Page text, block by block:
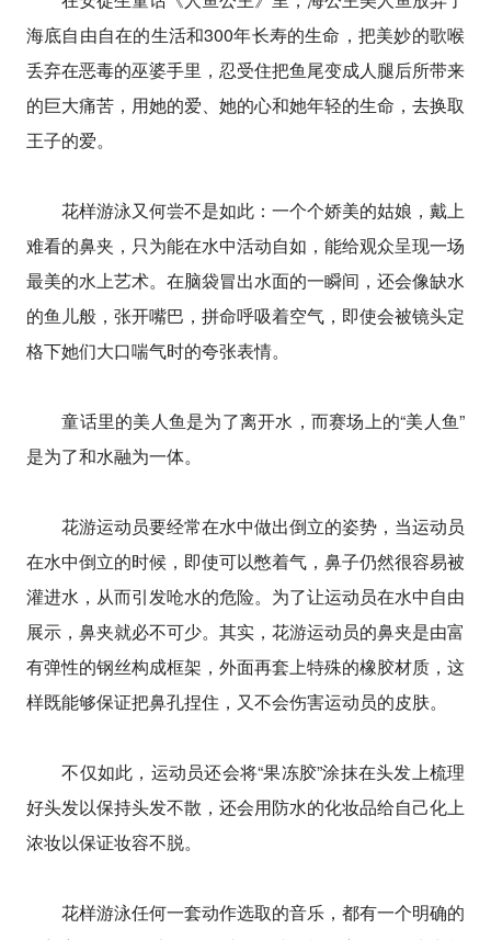
海底自由自在的生活和300年长寿的生命，把美妙的歌喉
丢弃在恶毒的巫婆手里，忍受住把鱼尾变成人腿后所带来
的巨大痛苦，用她的爱、她的心和她年轻的生命，去换取
王子的爱。
花样游泳又何尝不是如此：一个个娇美的姑娘，戴上
难看的鼻夹，只为能在水中活动自如，能给观众呈现一场
最美的水上艺术。在脑袋冒出水面的一瞬间，还会像缺水
的鱼儿般，张开嘴巴，拼命呼吸着空气，即使会被镜头定
格下她们大口喘气时的夸张表情。
童话里的美人鱼是为了离开水，而赛场上的“美人鱼”
是为了和水融为一体。
花游运动员要经常在水中做出倒立的姿势，当运动员
在水中倒立的时候，即使可以憋着气，鼻子仍然很容易被
灌进水，从而引发呛水的危险。为了让运动员在水中自由
展示，鼻夹就必不可少。其实，花游运动员的鼻夹是由富
有弹性的钢丝构成框架，外面再套上特殊的橡胶材质，这
样既能够保证把鼻孔捏住，又不会伤害运动员的皮肤。
不仅如此，运动员还会将“果冻胶”涂抹在头发上梳理
好头发以保持头发不散，还会用防水的化妆品给自己化上
浓妆以保证妆容不脱。
花样游泳任何一套动作选取的音乐，都有一个明确的